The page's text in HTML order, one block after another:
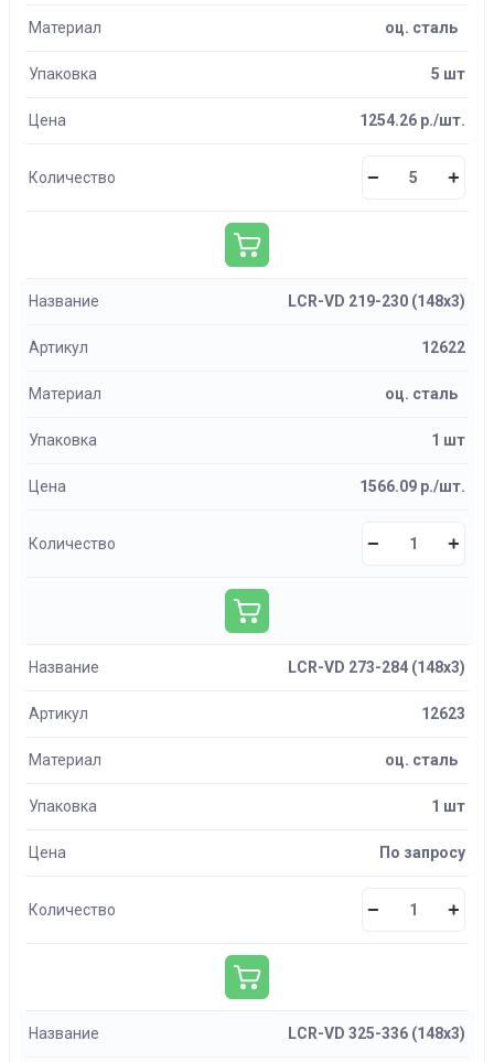
Материал оц. сталь
Упаковка 5 шт
Цена 1254.26 р./шт.
Количество
Название LCR-VD 219-230 (148х3)
Артикул 12622
Материал оц. сталь
Упаковка 1 шт
Цена 1566.09 р./шт.
Количество
Название LCR-VD 273-284 (148х3)
Артикул 12623
Материал оц. сталь
Упаковка 1 шт
Цена По запросу
Количество
Название LCR-VD 325-336 (148х3)